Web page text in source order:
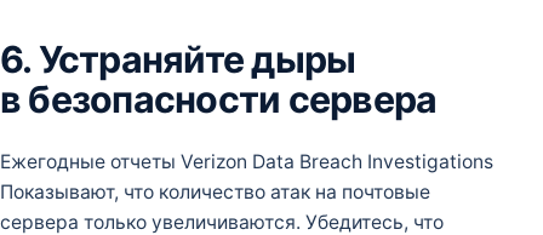
6. Устраняйте дыры
в безопасности сервера
Ежегодные отчеты Verizon Data Breach Investigations
Показывают, что количество атак на почтовые
сервера только увеличиваются. Убедитесь, что